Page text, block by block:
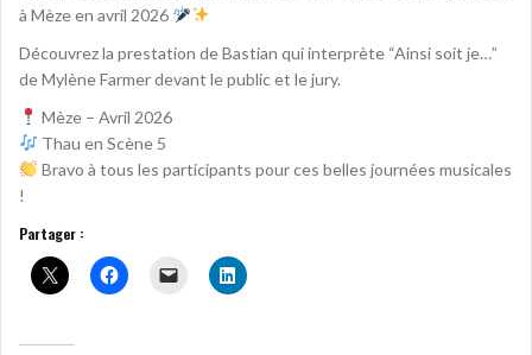
à Mèze en avril 2026
Découvrez la prestation de Bastian qui interprète “Ainsi soit je…”
de Mylène Farmer devant le public et le jury.
Mèze – Avril 2026
Thau en Scène 5
Bravo à tous les participants pour ces belles journées musicales
!
Partager :